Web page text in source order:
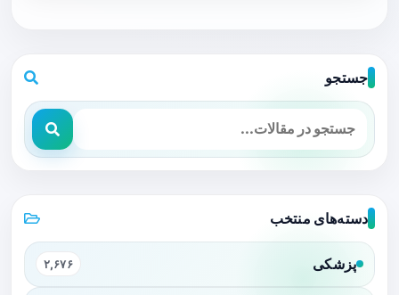
جستجو
دسته‌های منتخب
پزشکی ۲,۶۷۶